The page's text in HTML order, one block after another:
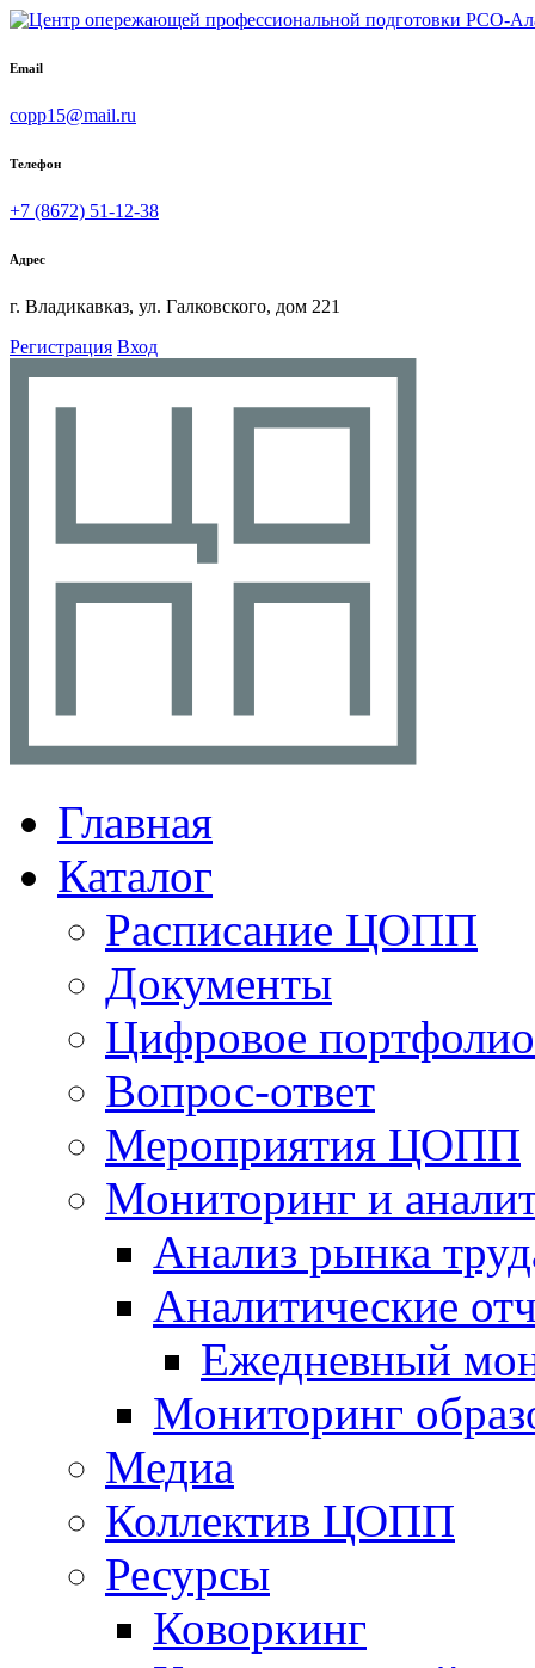
Email
copp15@mail.ru
Телефон
+7 (8672) 51-12-38
Адрес
г. Владикавказ, ул. Галковского, дом 221
Регистрация Вход
Главная
Каталог
Расписание ЦОПП
Документы
Цифровое портфолио
Вопрос-ответ
Мероприятия ЦОПП
Мониторинг и
Анализ рынка
Аналитические
Ежедневный
Мониторинг
Медиа
Коллектив ЦОПП
Ресурсы
Коворкинг